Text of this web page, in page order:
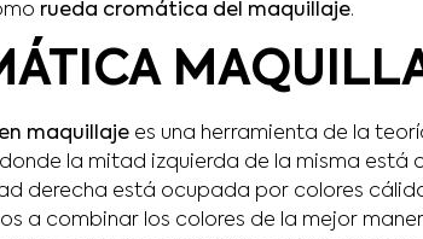
rueda cromática del maquillaje.
maquillaje es una herramienta de la
la mitad izquierda de la misma está
derecha está ocupada por colores
a combinar los colores de la mejor